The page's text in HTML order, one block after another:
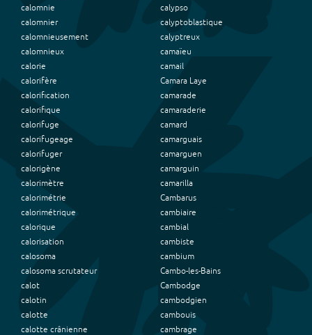
calomnie
calomnier
calomnieusement
calomnieux
calorie
calorifère
calorification
calorifique
calorifuge
calorifugeage
calorifuger
calorigène
calorimètre
calorimétrie
calorimétrique
calorique
calorisation
calosoma
calosoma scrutateur
calot
calotin
calotte
calotte crânienne
calypso
calyptoblastique
calyptreux
camaïeu
camail
Camara Laye
camarade
camaraderie
camard
camarguais
camarguen
camarguin
camarilla
Cambarus
cambiaire
cambial
cambiste
cambium
Cambo-les-Bains
Cambodge
cambodgien
cambouis
cambrage